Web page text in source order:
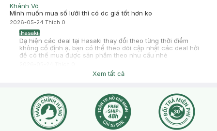
Khánh Võ
Mình muốn mua số lưới thì có dc giá tốt hơn ko
2026-05-24 Thích 0
Hasaki
Dạ hiện các deal tại Hasaki thay đổi theo từng thời điểm
không cố định ạ, bạn có thể theo dõi cập nhật các deal hời
để có thể mua được sản phẩm theo nhu cầu nhé
Xem tất cả